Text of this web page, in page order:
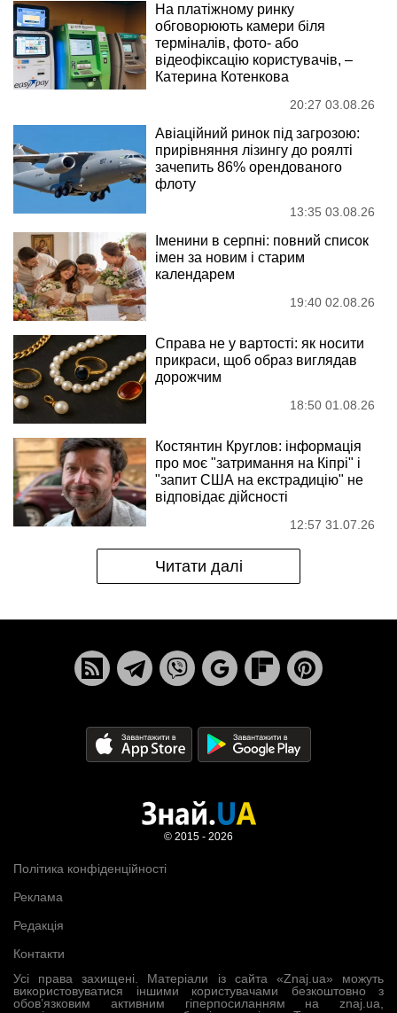
На платіжному ринку
обговорюють камери біля
терміналів, фото- або
відеофіксацію користувачів, –
Катерина Котенкова
20:27 03.08.26
Авіаційний ринок під загрозою:
прирівняння лізингу до роялті
зачепить 86% орендованого
флоту
13:35 03.08.26
Іменини в серпні: повний список
імен за новим і старим
календарем
19:40 02.08.26
Справа не у вартості: як носити
прикраси, щоб образ виглядав
дорожчим
18:50 01.08.26
Костянтин Круглов: інформація
про моє "затримання на Кіпрі" і
"запит США на екстрадицію" не
відповідає дійсності
12:57 31.07.26
Читати далі
Усі права захищені. Матеріали із сайта «Znaj.ua» можуть
використовуватися іншими користувачами безкоштовно з
обов’язковим активним гіперпосиланням на znaj.ua,
Політика конфіденційності
Реклама
Редакція
Контакти
© 2015 - 2026